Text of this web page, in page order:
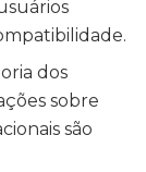
dos
sobre
são